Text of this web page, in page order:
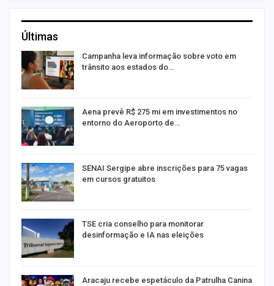
Últimas
Campanha leva informação sobre voto em
trânsito aos estados do…
Aena prevê R$ 275 mi em investimentos no
entorno do Aeroporto de…
SENAI Sergipe abre inscrições para 75 vagas
em cursos gratuitos
TSE cria conselho para monitorar
desinformação e IA nas eleições
Aracaju recebe espetáculo da Patrulha Canina